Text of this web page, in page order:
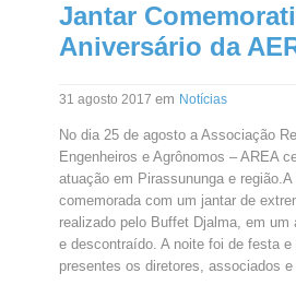
Jantar
Aniversário da
31 agosto 2017 em Notícias
No dia 25 de agosto a Associação
Engenheiros e Agrônomos – AREA
atuação em Pirassununga e região.A
comemorada com um jantar de
realizado pelo Buffet Djalma, em um
e descontraído. A noite foi de festa
presentes os diretores, associados